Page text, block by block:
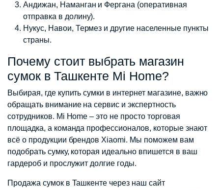
Андижан, Наманган и Фергана (оперативная
отправка в долину).
Нукус, Навои, Термез и другие населенные пункты
страны.
Почему стоит выбрать магазин
сумок в Ташкенте Mi Home?
Выбирая, где купить сумки в интернет магазине, важно
обращать внимание на сервис и экспертность
сотрудников. Mi Home – это не просто торговая
площадка, а команда профессионалов, которые знают
всё о продукции брендов Xiaomi. Мы поможем вам
подобрать сумку, которая идеально впишется в ваш
гардероб и прослужит долгие годы.
Продажа сумок в Ташкенте через наш сайт